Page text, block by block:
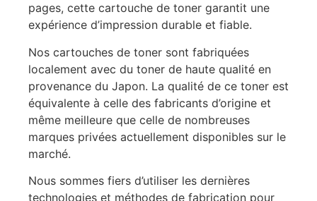
pages, cette cartouche de toner garantit une
expérience d’impression durable et fiable.
Nos cartouches de toner sont fabriquées
localement avec du toner de haute qualité en
provenance du Japon. La qualité de ce toner est
équivalente à celle des fabricants d’origine et
même meilleure que celle de nombreuses
marques privées actuellement disponibles sur le
marché.
Nous sommes fiers d’utiliser les dernières
technologies et méthodes de fabrication pour